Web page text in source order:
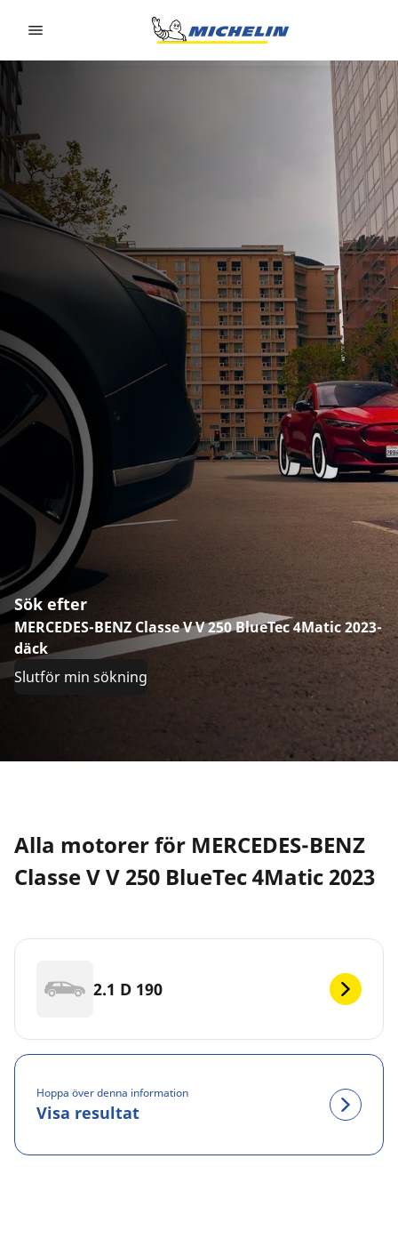
Sök efter
MERCEDES-BENZ Classe V V 250 BlueTec 4Matic 2023-
däck
Slutför min sökning
Alla motorer för MERCEDES-BENZ
Classe V V 250 BlueTec 4Matic 2023
2.1 D 190
Hoppa över denna information
Visa resultat